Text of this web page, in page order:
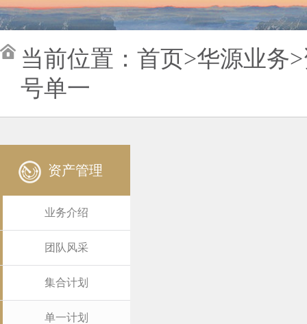
当前位置： 首页>华源业务>
号单一
资产管理
业务介绍
团队风采
集合计划
单一计划